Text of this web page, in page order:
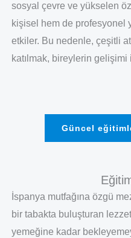
sosyal çevre ve yükselen
kişisel hem de profesyonel
etkiler. Bu nedenle, çeşitli
katılmak, bireylerin gelişimi
Güncel
İspanya mutfağına özgü
bir tabakta buluşturan
yemeğine kadar